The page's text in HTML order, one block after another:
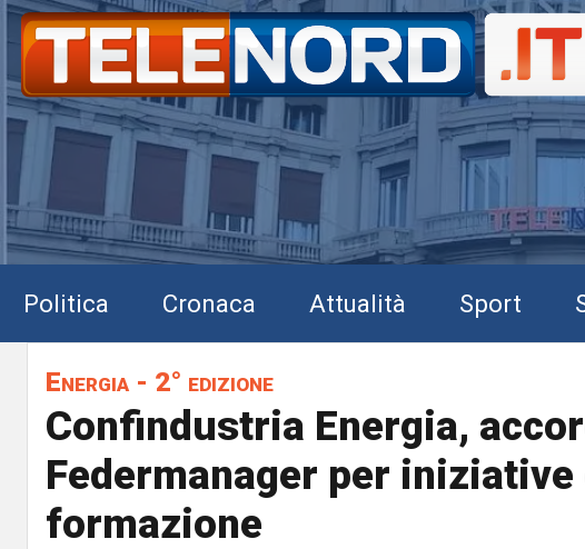
Politica Cronaca Attualità Sport
Energia - 2° edizione
Confindustria Energia,
Federmanager per iniziative
formazione